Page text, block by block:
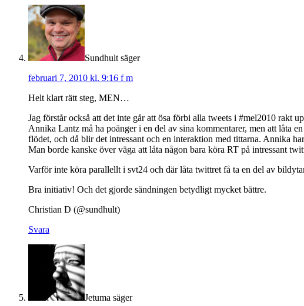
Sundhult säger
februari 7, 2010 kl. 9:16 f m
Helt klart rätt steg, MEN…
Jag förstår också att det inte går att ösa förbi alla tweets i #mel2010 rakt
Annika Lantz må ha poänger i en del av sina kommentarer, men att låta
flödet, och då blir det intressant och en interaktion med tittarna. Annika
Man borde kanske över väga att låta någon bara köra RT på intressant
Varför inte köra parallellt i svt24 och där låta twittret få ta en del av
Bra initiativ! Och det gjorde sändningen betydligt mycket bättre.
Christian D (@sundhult)
Svara
Jetuma säger